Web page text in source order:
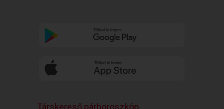
Társkereső párhoroszkóp